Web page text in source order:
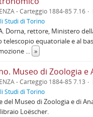
- Carteggio 1884-85 7.16
Studi di Torino
Dorna, rettore, Ministero
telescopio equatoriale e al
... »
Museo di Zoologia
- Carteggio 1884-85 7.13
Studi di Torino
del Museo di Zoologia e di
Loëscher.